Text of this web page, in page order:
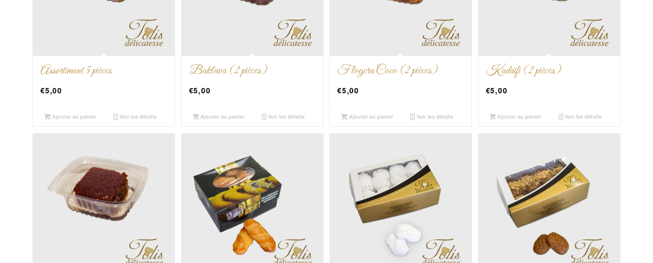
Assortiment 5 pièces
€5,00
Ajouter au panier Voir les détails
Baklava (2 pièces)
€5,00
Ajouter au panier Voir les détails
Flogera Coco (2 pièces)
€5,00
Ajouter au panier Voir les détails
Kadaïfi (2 pièces)
€5,00
Ajouter au panier Voir les détails